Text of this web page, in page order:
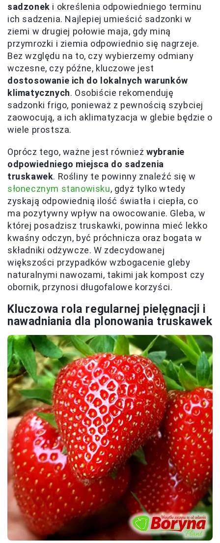
sadzonek i określenia odpowiedniego terminu
ich sadzenia. Najlepiej umieścić sadzonki w
ziemi w drugiej połowie maja, gdy miną
przymrozki i ziemia odpowiednio się nagrzeje.
Bez względu na to, czy wybierzemy odmiany
wczesne, czy późne, kluczowe jest
dostosowanie ich do lokalnych warunków
klimatycznych. Osobiście rekomenduję
sadzonki frigo, ponieważ z pewnością szybciej
zaowocują, a ich aklimatyzacja w glebie będzie o
wiele prostsza.
Oprócz tego, ważne jest równieżwybranie
odpowiedniego miejsca do sadzenia
truskawek. Rośliny te powinny znaleźć się w
słonecznym stanowisku, gdyż tylko wtedy
zyskają odpowiednią ilość światła i ciepła, co
ma pozytywny wpływ na owocowanie. Gleba, w
której posadzisz truskawki, powinna mieć lekko
kwaśny odczyn, być próchnicza oraz bogata w
składniki odżywcze. W zdecydowanej
większości przypadków wzbogacenie gleby
naturalnymi nawozami, takimi jak kompost czy
obornik, przynosi długofalowe korzyści.
Kluczowa rola regularnej pielęgnacji i
nawadniania dla plonowania truskawek